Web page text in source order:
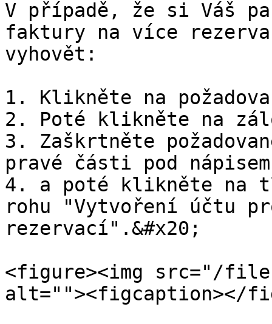
V případě, že si Váš
faktury na více
vyhovět:
1. Klikněte na
2. Poté klikněte na
3. Zaškrtněte
pravé části pod
4. a poté klikněte na
rohu "Vytvoření účtu
rezervací".&#x20;
<figure><img src="/files/
alt=""><figcaption></